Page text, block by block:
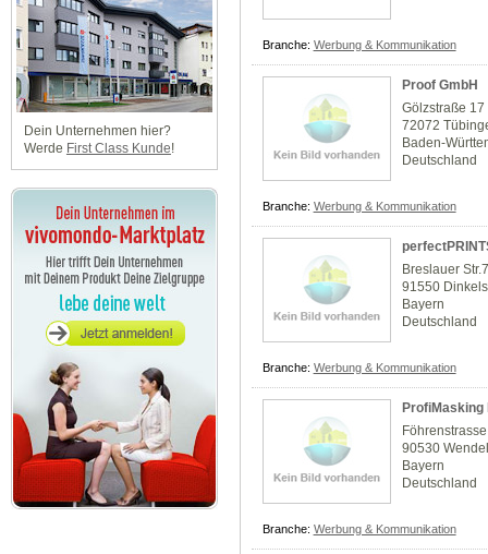
Dein Unternehmen hier?
Werde First Class Kunde!
Branche: Werbung & Kommunikation
Proof GmbH
Gölzstraße 17
72072
Baden-
Deutschland
Branche: Werbung & Kommunikation
Breslauer
91550
Bayern
Deutschland
Branche: Werbung & Kommunikation
90530
Bayern
Deutschland
Branche: Werbung & Kommunikation